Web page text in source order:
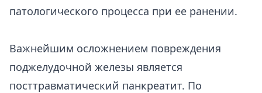
патологического процесса при ее ранении.
Важнейшим осложнением повреждения
поджелудочной железы является
посттравматический панкреатит. По